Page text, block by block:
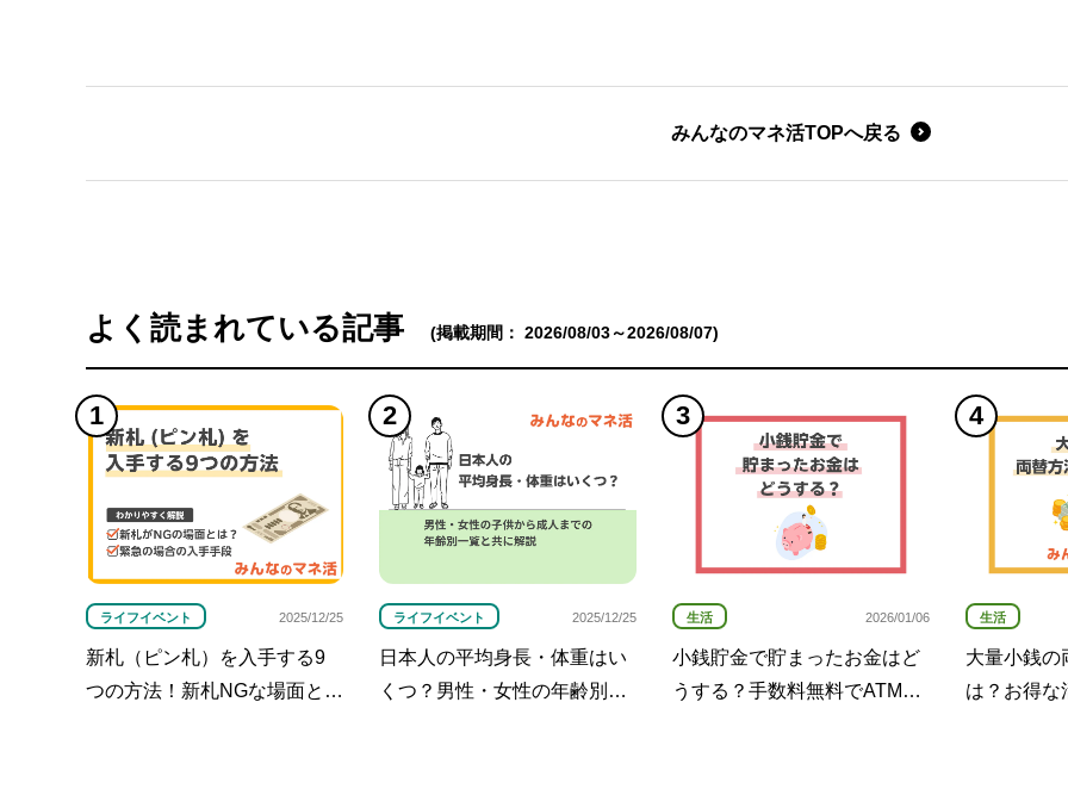
みんなのマネ活TOPへ戻る
よく読まれている記事 (掲載期間： 2026/08/03～2026/08/07)
ライフイベント 2025/12/25
新札（ピン札）を入手する9
つの方法！新札NGな場面と
ライフイベント 2025/12/25
日本人の平均身長・体重はい
くつ？男性・女性の年齢別一
生活 2026/01/06
小銭貯金で貯まったお金はど
うする？手数料無料でATMに
生活
大量小銭の
は？お得な